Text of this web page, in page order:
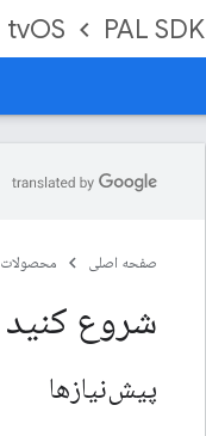
PAL SDK
tvOS
صفحه اصلی محصولات
شروع کنید
پیش‌نیازها